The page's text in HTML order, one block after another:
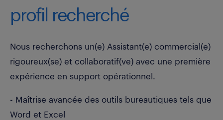
profil recherché
Nous recherchons un(e) Assistant(e) commercial(e)
rigoureux(se) et collaboratif(ve) avec une première
expérience en support opérationnel.
- Maîtrise avancée des outils bureautiques tels que
Word et Excel